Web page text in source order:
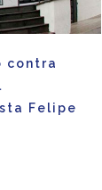
contra
Felipe